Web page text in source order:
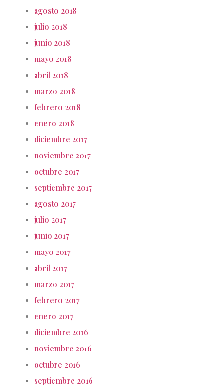
agosto 2018
julio 2018
junio 2018
mayo 2018
abril 2018
marzo 2018
febrero 2018
enero 2018
diciembre 2017
noviembre 2017
octubre 2017
septiembre 2017
agosto 2017
julio 2017
junio 2017
mayo 2017
abril 2017
marzo 2017
febrero 2017
enero 2017
diciembre 2016
noviembre 2016
octubre 2016
septiembre 2016